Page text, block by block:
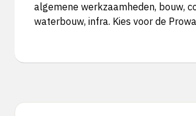
algemene werkzaamheden, bouw,
waterbouw, infra. Kies voor de